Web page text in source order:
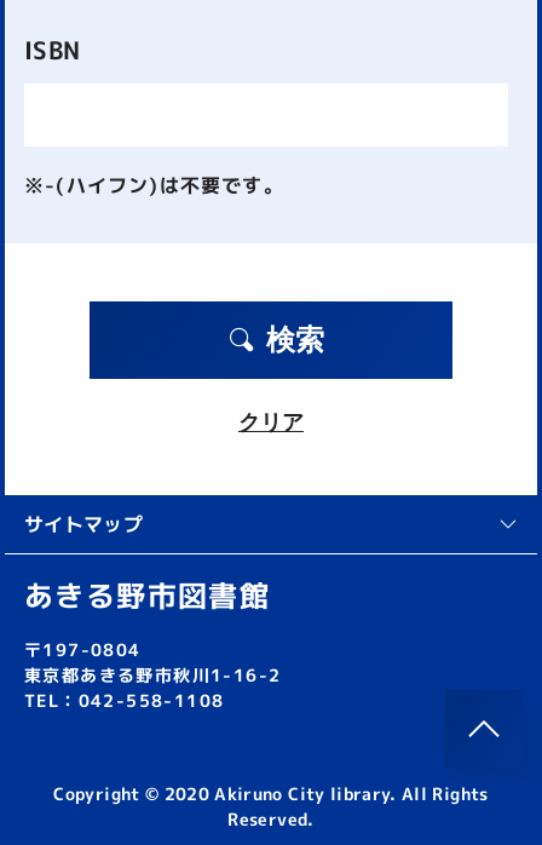
ISBN
※-(ハイフン)は不要です。
検索
クリア
サイトマップ
あきる野市図書館
〒197-0804
東京都あきる野市秋川1-16-2
TEL：042-558-1108
Copyright © 2020 Akiruno City library. All Rights
Reserved.